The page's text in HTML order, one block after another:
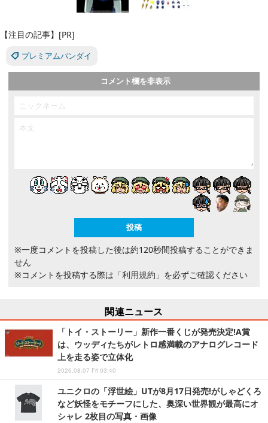
【注目の記事】[PR]
プレミアムバンダイ
コメント欄を非表示
※一度コメントを投稿した後は約120秒間投稿することができま
せん
※コメントを投稿する際は 「利用規約」 を必ずご確認ください
関連ニュース
「トイ・ストーリー」新作一番くじが発売決定!A賞
は、ウッディたちがレトロ感満載のアナログレコード
上を走る姿で立体化
2026.08.07 Fri 03:40
ユニクロの「浮世絵」UTが8月17日発売!がしゃどくろ
など妖怪をモチーフにした、奥深い世界観が最高にオ
シャレ 2枚目の写真・画像